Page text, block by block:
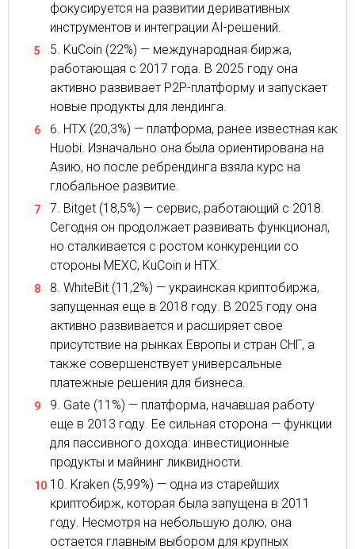
фокусируется на развитии деривативных
инструментов и интеграции AI-решений.
KuCoin (22%) — международная биржа,
работающая с 2017 года. В 2025 году она
активно развивает P2P-платформу и запускает
новые продукты для лендинга.
HTX (20,3%) — платформа, ранее известная как
Huobi. Изначально она была ориентирована на
Азию, но после ребрендинга взяла курс на
глобальное развитие.
Bitget (18,5%) — сервис, работающий с 2018.
Сегодня он продолжает развивать функционал,
но сталкивается с ростом конкуренции со
стороны MEXC, KuCoin и HTX.
WhiteBit (11,2%) — украинская криптобиржа,
запущенная еще в 2018 году. В 2025 году она
активно развивается и расширяет свое
присутствие на рынках Европы и стран СНГ, а
также совершенствует универсальные
платежные решения для бизнеса.
Gate (11%) — платформа, начавшая работу
еще в 2013 году. Ее сильная сторона — функции
для пассивного дохода: инвестиционные
продукты и майнинг ликвидности.
Kraken (5,99%) — одна из старейших
криптобирж, которая была запущена в 2011
году. Несмотря на небольшую долю, она
остается главным выбором для крупных